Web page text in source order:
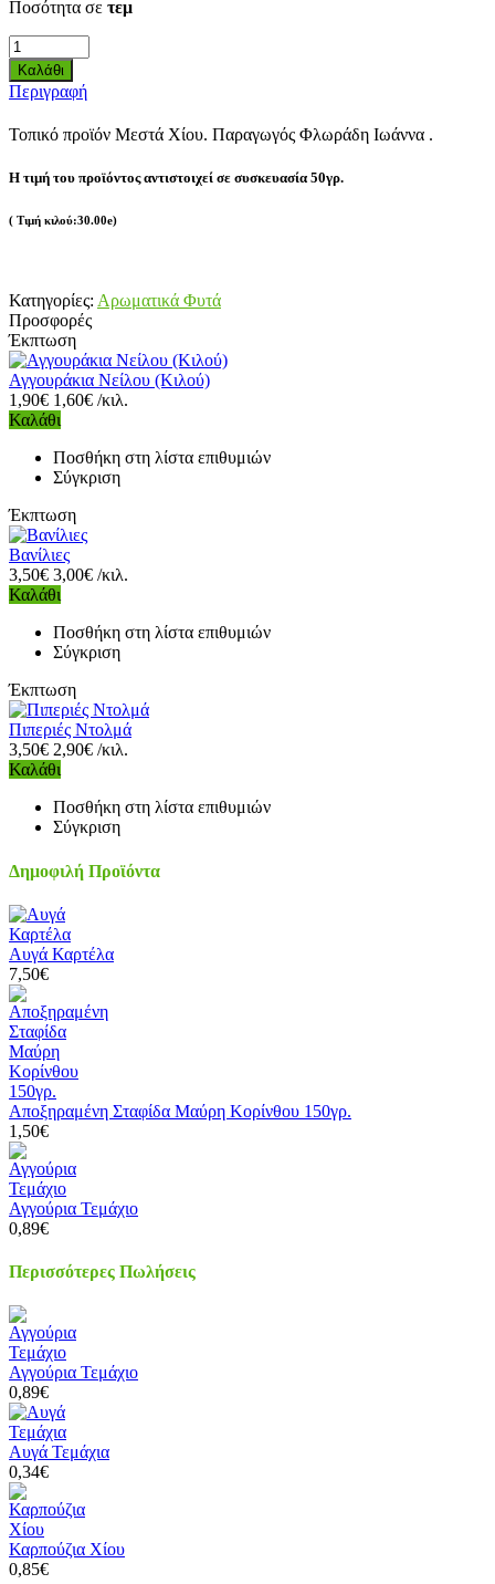
Ποσότητα σε τεμ
Περιγραφή
Τοπικό προϊόν Μεστά Χίου. Παραγωγός Φλωράδη Ιωάννα .
Η τιμή του προϊόντος αντιστοιχεί σε συσκευασία 50γρ.
( Τιμή κιλού:30.00e)
Κατηγορίες: Αρωματικά Φυτά
Προσφορές
Έκπτωση
Αγγουράκια Νείλου (Κιλού)
1,90€ 1,60€ /κιλ.
Καλάθι
Ποσθήκη στη λίστα επιθυμιών
Σύγκριση
Έκπτωση
Βανίλιες
3,50€ 3,00€ /κιλ.
Καλάθι
Ποσθήκη στη λίστα επιθυμιών
Σύγκριση
Έκπτωση
Πιπεριές Ντολμά
3,50€ 2,90€ /κιλ.
Καλάθι
Ποσθήκη στη λίστα επιθυμιών
Σύγκριση
Δημοφιλή Προϊόντα
Αυγά Καρτέλα
7,50€
Αποξηραμένη Σταφίδα Μαύρη Κορίνθου 150γρ.
1,50€
Αγγούρια Τεμάχιο
0,89€
Περισσότερες Πωλήσεις
Αγγούρια Τεμάχιο
0,89€
Αυγά Τεμάχια
0,34€
Καρπούζια Χίου
0,85€